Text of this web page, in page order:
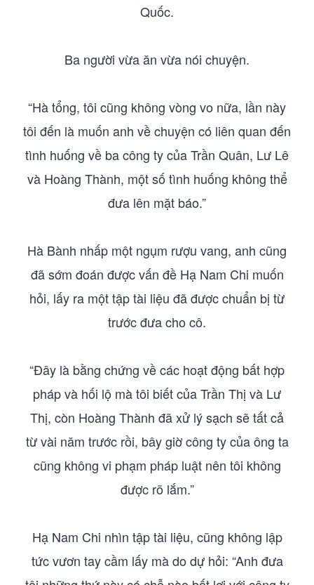
Quốc.
Ba người vừa ăn vừa nói chuyện.
“Hà tổng, tôi cũng không vòng vo nữa, lần này
tôi đến là muốn anh về chuyện có liên quan đến
tình huống về ba công ty của Trần Quân, Lư Lê
và Hoàng Thành, một số tình huống không thể
đưa lên mặt báo.”
Hà Bành nhấp một ngụm rượu vang, anh cũng
đã sớm đoán được vấn đề Hạ Nam Chi muốn
hỏi, lấy ra một tập tài liệu đã được chuẩn bị từ
trước đưa cho cô.
“Đây là bằng chứng về các hoạt động bất hợp
pháp và hối lộ mà tôi biết của Trần Thị và Lư
Thị, còn Hoàng Thành đã xử lý sạch sẽ tất cả
từ vài năm trước rồi, bây giờ công ty của ông ta
cũng không vi phạm pháp luật nên tôi không
được rõ lắm.”
Hạ Nam Chi nhìn tập tài liệu, cũng không lập
tức vươn tay cầm lấy mà do dự hỏi: “Anh đưa